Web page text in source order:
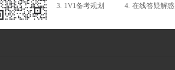
3. 1V1备考规划
4. 在线答疑解惑
高分通关